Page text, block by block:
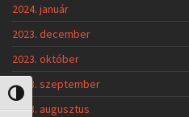
Nagy kontraszt váltása
2024. január
2023. december
2023. október
2023. szeptember
2023. augusztus